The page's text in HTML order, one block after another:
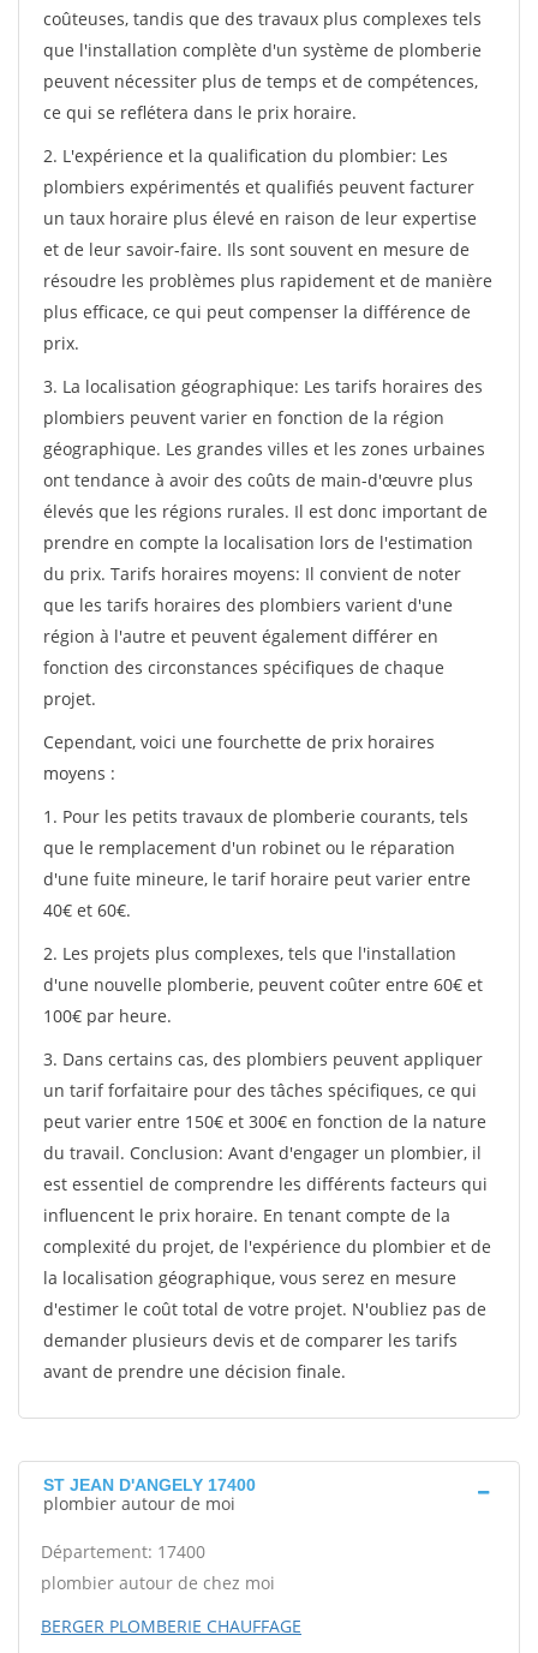
coûteuses, tandis que des travaux plus complexes tels
que l'installation complète d'un système de plomberie
peuvent nécessiter plus de temps et de compétences,
ce qui se reflétera dans le prix horaire.
2. L'expérience et la qualification du plombier: Les
plombiers expérimentés et qualifiés peuvent facturer
un taux horaire plus élevé en raison de leur expertise
et de leur savoir-faire. Ils sont souvent en mesure de
résoudre les problèmes plus rapidement et de manière
plus efficace, ce qui peut compenser la différence de
prix.
3. La localisation géographique: Les tarifs horaires des
plombiers peuvent varier en fonction de la région
géographique. Les grandes villes et les zones urbaines
ont tendance à avoir des coûts de main-d'œuvre plus
élevés que les régions rurales. Il est donc important de
prendre en compte la localisation lors de l'estimation
du prix. Tarifs horaires moyens: Il convient de noter
que les tarifs horaires des plombiers varient d'une
région à l'autre et peuvent également différer en
fonction des circonstances spécifiques de chaque
projet.
Cependant, voici une fourchette de prix horaires
moyens :
1. Pour les petits travaux de plomberie courants, tels
que le remplacement d'un robinet ou le réparation
d'une fuite mineure, le tarif horaire peut varier entre
40€ et 60€.
2. Les projets plus complexes, tels que l'installation
d'une nouvelle plomberie, peuvent coûter entre 60€ et
100€ par heure.
3. Dans certains cas, des plombiers peuvent appliquer
un tarif forfaitaire pour des tâches spécifiques, ce qui
peut varier entre 150€ et 300€ en fonction de la nature
du travail. Conclusion: Avant d'engager un plombier, il
est essentiel de comprendre les différents facteurs qui
influencent le prix horaire. En tenant compte de la
complexité du projet, de l'expérience du plombier et de
la localisation géographique, vous serez en mesure
d'estimer le coût total de votre projet. N'oubliez pas de
demander plusieurs devis et de comparer les tarifs
avant de prendre une décision finale.
ST JEAN D'ANGELY 17400
plombier autour de moi
Département: 17400
plombier autour de chez moi
BERGER PLOMBERIE CHAUFFAGE